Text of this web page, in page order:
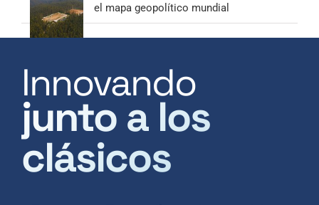
el mapa geopolítico mundial
Innovando
junto a los
clásicos